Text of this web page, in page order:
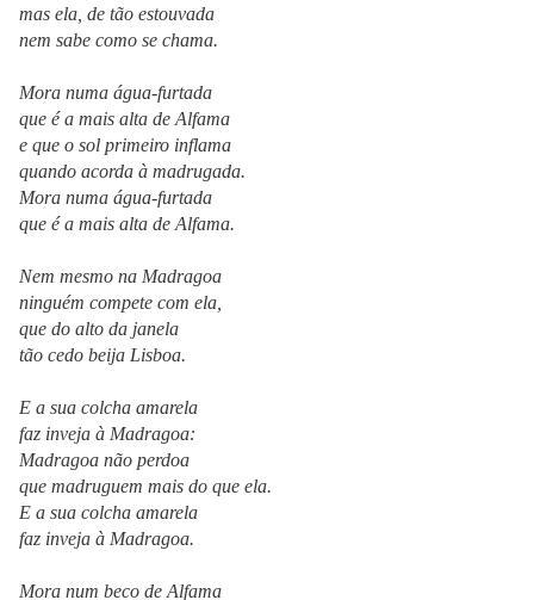
mas ela, de tão estouvada
nem sabe como se chama.
Mora numa água-furtada
que é a mais alta de Alfama
e que o sol primeiro inflama
quando acorda à madrugada.
Mora numa água-furtada
que é a mais alta de Alfama.
Nem mesmo na Madragoa
ninguém compete com ela,
que do alto da janela
tão cedo beija Lisboa.
E a sua colcha amarela
faz inveja à Madragoa:
Madragoa não perdoa
que madruguem mais do que ela.
E a sua colcha amarela
faz inveja à Madragoa.
Mora num beco de Alfama